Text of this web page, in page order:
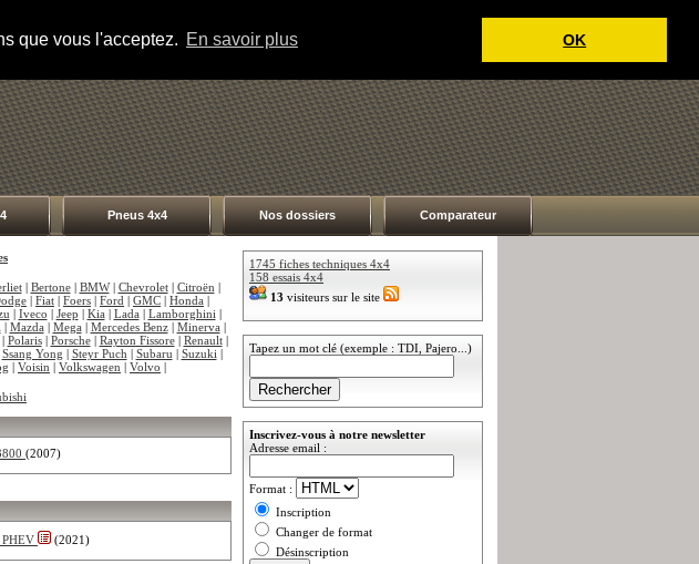
que vous l'acceptez. En savoir plus OK
Pneus 4x4 Nos dossiers Comparateur
| Bertone| BMW| Chevrolet| Citroën |
| Fiat | Foers | Ford | GMC | Honda |
| Iveco | Jeep | Kia | Lada | Lamborghini |
| Mazda | Mega | Mercedes Benz| Minerva |
Polaris| Porsche| Rayton Fissore| Renault|
Ssang Yong | Steyr Puch | Subaru | Suzuki |
| Voisin | Volkswagen | Volvo |
(2007)
PHEV (2021)
1745 fiches techniques 4x4
158 essais 4x4
13 visiteurs sur le site
Tapez un mot clé (exemple : TDI, Pajero...)
Inscrivez-vous à notre newsletter
Adresse email :
Format :
Inscription
Changer de format
Désinscription